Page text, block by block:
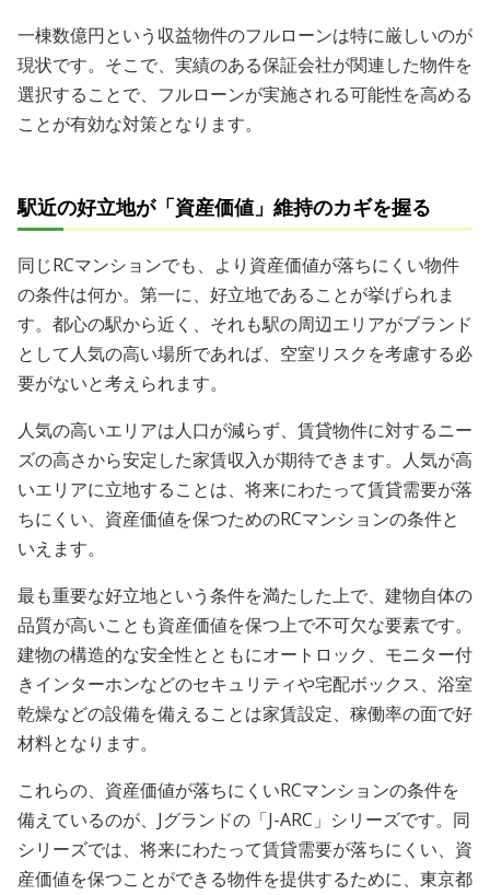
一棟数億円という収益物件のフルローンは特に厳しいのが
現状です。そこで、実績のある保証会社が関連した物件を
選択することで、フルローンが実施される可能性を高める
ことが有効な対策となります。
駅近の好立地が「資産価値」維持のカギを握る
同じRCマンションでも、より資産価値が落ちにくい物件
の条件は何か。第一に、好立地であることが挙げられま
す。都心の駅から近く、それも駅の周辺エリアがブランド
として人気の高い場所であれば、空室リスクを考慮する必
要がないと考えられます。
人気の高いエリアは人口が減らず、賃貸物件に対するニー
ズの高さから安定した家賃収入が期待できます。人気が高
いエリアに立地することは、将来にわたって賃貸需要が落
ちにくい、資産価値を保つためのRCマンションの条件と
いえます。
最も重要な好立地という条件を満たした上で、建物自体の
品質が高いことも資産価値を保つ上で不可欠な要素です。
建物の構造的な安全性とともにオートロック、モニター付
きインターホンなどのセキュリティや宅配ボックス、浴室
乾燥などの設備を備えることは家賃設定、稼働率の面で好
材料となります。
これらの、資産価値が落ちにくいRCマンションの条件を
備えているのが、Jグランドの「J-ARC」シリーズです。同
シリーズでは、将来にわたって賃貸需要が落ちにくい、資
産価値を保つことができる物件を提供するために、東京都